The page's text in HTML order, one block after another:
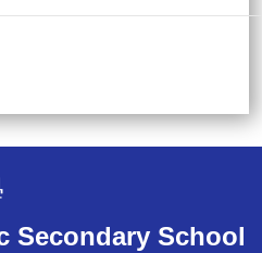
Secondary School